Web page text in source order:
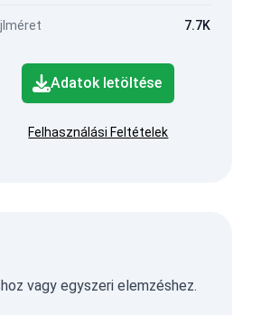
7.7K
Adatok letöltése
Felhasználási Feltételek
vagy egyszeri elemzéshez.